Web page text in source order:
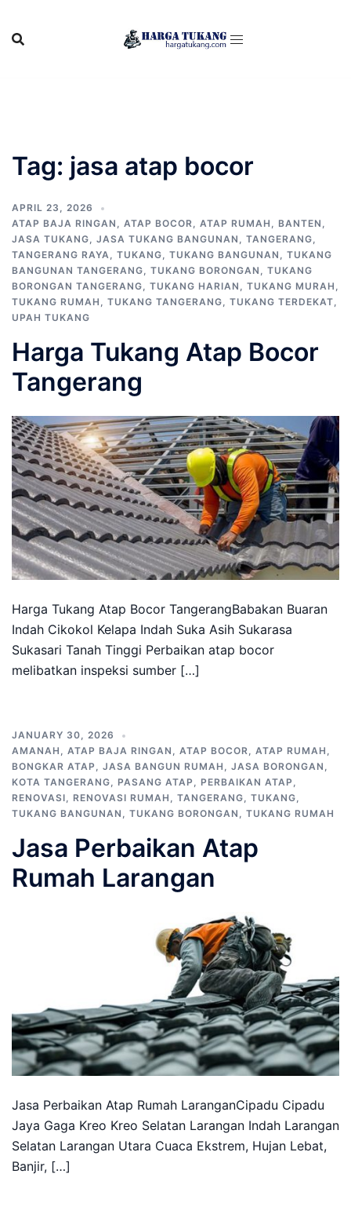
content
Tag: jasa atap bocor
APRIL 23, 2026
ATAP BAJA RINGAN , ATAP BOCOR, ATAP RUMAH , BANTEN ,
JASA TUKANG, JASA TUKANG BANGUNAN , TANGERANG,
TANGERANG RAYA, TUKANG, TUKANG BANGUNAN , TUKANG
BANGUNAN TANGERANG, TUKANG BORONGAN , TUKANG
BORONGAN TANGERANG, TUKANG HARIAN , TUKANG MURAH ,
TUKANG RUMAH , TUKANG TANGERANG, TUKANG TERDEKAT,
UPAH TUKANG
Harga Tukang Atap Bocor
Tangerang
Harga Tukang Atap Bocor TangerangBabakan Buaran
Indah Cikokol Kelapa Indah Suka Asih Sukarasa
Sukasari Tanah Tinggi Perbaikan atap bocor
melibatkan inspeksi sumber […]
JANUARY 30, 2026
AMANAH , ATAP BAJA RINGAN , ATAP BOCOR, ATAP RUMAH ,
BONGKAR ATAP , JASA BANGUN RUMAH , JASA BORONGAN ,
KOTA TANGERANG, PASANG ATAP , PERBAIKAN ATAP ,
RENOVASI, RENOVASI RUMAH , TANGERANG, TUKANG,
TUKANG BANGUNAN , TUKANG BORONGAN , TUKANG RUMAH
Jasa Perbaikan Atap
Rumah Larangan
Jasa Perbaikan Atap Rumah LaranganCipadu Cipadu
Jaya Gaga Kreo Kreo Selatan Larangan Indah Larangan
Selatan Larangan Utara Cuaca Ekstrem, Hujan Lebat,
Banjir, […]